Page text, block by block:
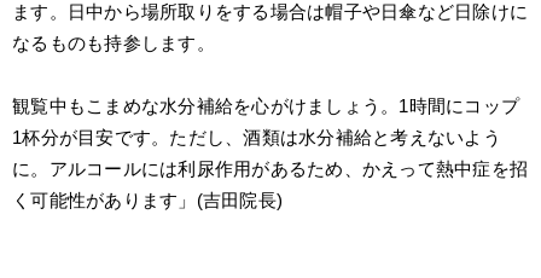
ます。日中から場所取りをする場合は帽子や日傘など日除けに
なるものも持参します。
観覧中もこまめな水分補給を心がけましょう。1時間にコップ
1杯分が目安です。ただし、酒類は水分補給と考えないよう
に。アルコールには利尿作用があるため、かえって熱中症を招
く可能性があります」(吉田院長)